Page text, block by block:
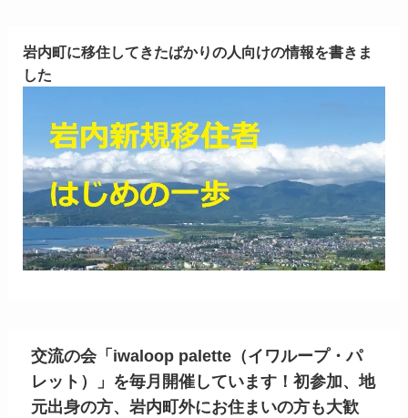
岩内町に移住してきたばかりの人向けの情報を書きま
した
交流の会「iwaloop palette（イワループ・パ
レット）」を毎月開催しています！初参加、地
元出身の方、岩内町外にお住まいの方も大歓